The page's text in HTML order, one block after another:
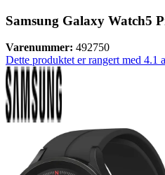
Samsung Galaxy Watch5
Varenummer: 492750
Dette produktet er rangert med 4.1